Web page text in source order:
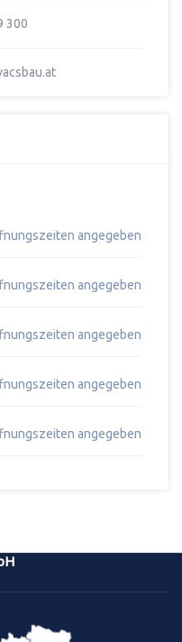
300
angegeben
angegeben
angegeben
angegeben
angegeben